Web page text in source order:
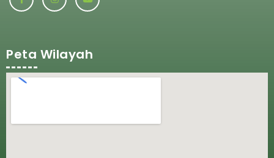
Peta Wilayah